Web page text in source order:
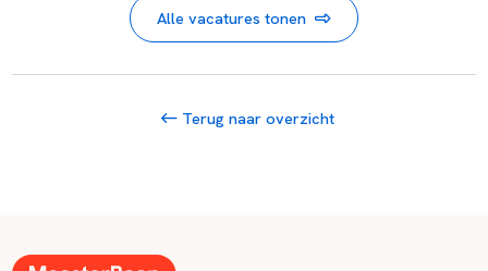
Alle vacatures tonen
Terug naar overzicht